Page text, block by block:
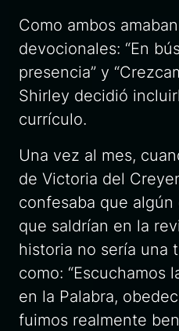
Como ambos
devocionales: “En
presencia” y
Shirley decidió
currículo.
Una vez al mes,
de Victoria del
confesaba que
que saldrían en la
historia no sería una
como: “Escuchamos
en la Palabra,
fuimos realmente